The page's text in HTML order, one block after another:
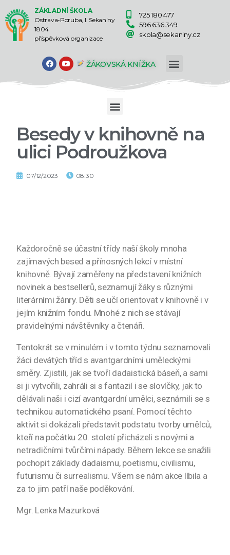
ZÁKLADNÍ ŠKOLA
Ostrava-Poruba, I. Sekaniny
1804
příspěvková organizace
725 180 477
596 636 349
skola@sekaniny.cz
ŽÁKOVSKÁ KNÍŽKA
Besedy v knihovně na
ulici Podroužkova
07/12/2023 08:30
Každoročně se účastní třídy naší školy mnoha
zajímavých besed a přínosných lekcí v místní
knihovně. Bývají zaměřeny na představení knižních
novinek a bestsellerů, seznamují žáky s různými
literárními žánry. Děti se učí orientovat v knihovně i v
jejím knižním fondu. Mnohé z nich se stávají
pravidelnými návštěvníky a čtenáři.
Tentokrát se v minulém i v tomto týdnu seznamovali
žáci devátých tříd s avantgardními uměleckými
směry. Zjistili, jak se tvoří dadaistická báseň, a sami
si ji vytvořili, zahráli si s fantazií i se slovíčky, jak to
dělávali naši i cizí avantgardní umělci, seznámili se s
technikou automatického psaní. Pomocí těchto
aktivit si dokázali představit podstatu tvorby umělců,
kteří na počátku 20. století přicházeli s novými a
netradičními tvůrčími nápady. Během lekce se snažili
pochopit základy dadaismu, poetismu, civilismu,
futurismu či surrealismu. Všem se nám akce líbila a
za to jim patří naše poděkování.
Mgr. Lenka Mazurková